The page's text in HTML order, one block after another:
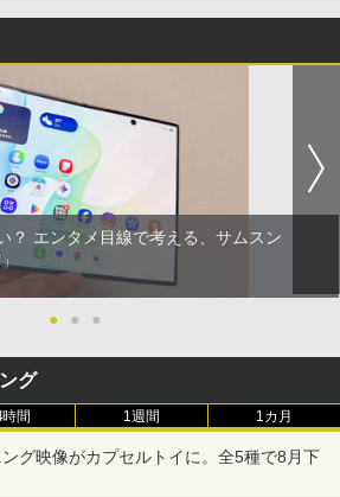
？ エンタメ目線で考える、サムスン
● ● ●
グ
間 1週間 1カ月
グ映像がカプセルトイに。全5種で8月下